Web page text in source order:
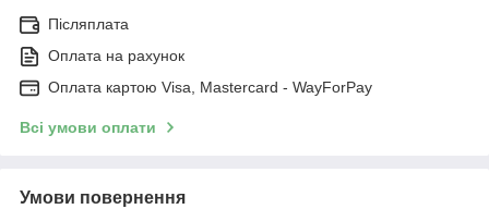
Післяплата
Оплата на рахунок
Оплата картою Visa, Mastercard - WayForPay
Всі умови оплати
Умови повернення